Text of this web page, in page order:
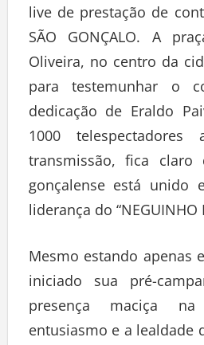
live de prestação de
SÃO GONÇALO. A
Oliveira, no centro da
para testemunhar o
dedicação de Eraldo
1000 telespectadores
transmissão, fica
gonçalense está unido
liderança do “NEGUINHO
Mesmo estando apenas
iniciado sua pré-
presença maciça
entusiasmo e a lealdade